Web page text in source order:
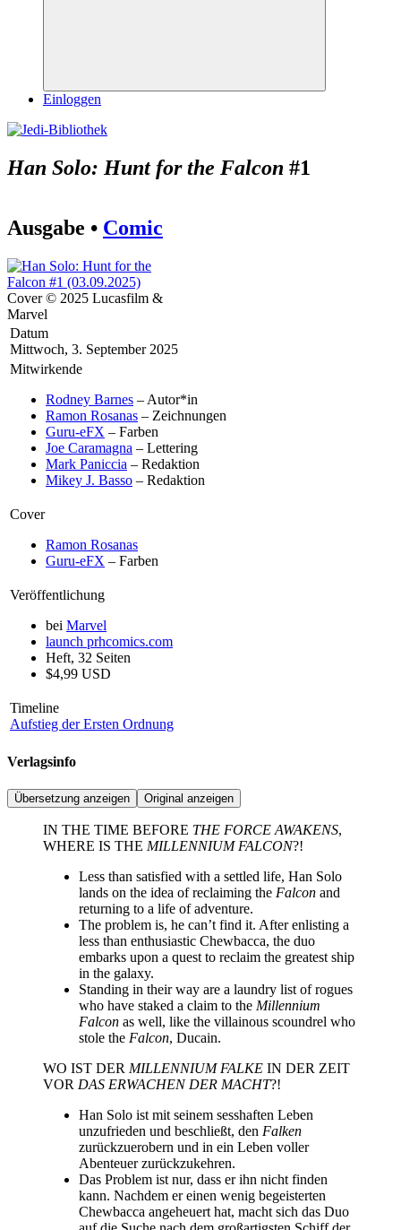
Suchen
Einloggen
Han Solo: Hunt for the Falcon #1
Ausgabe • Comic
Cover © 2025 Lucasfilm &
Marvel
Datum
Mittwoch, 3. September 2025
Mitwirkende
Rodney Barnes – Autor*in
Ramon Rosanas – Zeichnungen
Guru-eFX – Farben
Joe Caramagna – Lettering
Mark Paniccia – Redaktion
Mikey J. Basso – Redaktion
Cover
Ramon Rosanas
Guru-eFX – Farben
Veröffentlichung
bei Marvel
launch prhcomics.com
Heft, 32 Seiten
$4,99 USD
Timeline
Aufstieg der Ersten Ordnung
Verlagsinfo
Übersetzung anzeigen Original anzeigen
IN THE TIME BEFORE THE FORCE AWAKENS,
WHERE IS THE MILLENNIUM FALCON?!
Less than satisfied with a settled life, Han Solo
lands on the idea of reclaiming the Falcon and
returning to a life of adventure.
The problem is, he can’t find it. After enlisting a
less than enthusiastic Chewbacca, the duo
embarks upon a quest to reclaim the greatest ship
in the galaxy.
Standing in their way are a laundry list of rogues
who have staked a claim to the Millennium
Falcon as well, like the villainous scoundrel who
stole the Falcon, Ducain.
WO IST DER MILLENNIUM FALKE IN DER ZEIT
VOR DAS ERWACHEN DER MACHT?!
Han Solo ist mit seinem sesshaften Leben
unzufrieden und beschließt, den Falken
zurückzuerobern und in ein Leben voller
Abenteuer zurückzukehren.
Das Problem ist nur, dass er ihn nicht finden
kann. Nachdem er einen wenig begeisterten
Chewbacca angeheuert hat, macht sich das Duo